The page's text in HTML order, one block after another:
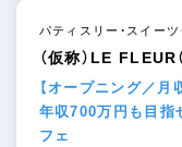
パティスリー・スイーツ
（仮称）LE FLEUR
【オープニング／
年収700万円も目指
フェ